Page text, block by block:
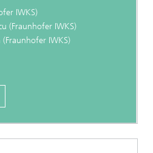
IWKS)
(Fraunhofer IWKS)
IWKS)